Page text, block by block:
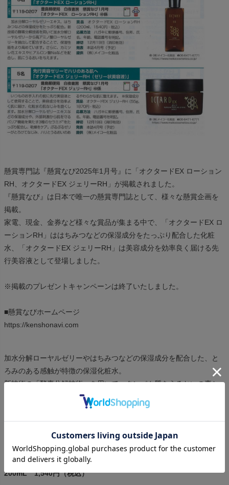
懸賞専門誌『懸賞なび2025年1月号』に「オクタードEX ローション
RH、オクタードEX ジェリーRH」が掲載されました。
『懸賞なび』は日本で唯一の懸賞専門誌として、様々な懸賞企画を
掲載。
家電、現金、金券など様々な賞品が集まる中で、「オクタードEX ロ
ーションRH」ははちみつなどの保湿成分をたっぷり配合した化粧
水、「オクタードEX ジェリーRH」は美容成分を効率良く届ける先
行美容液として登場しました。
※掲載のプレゼントキャンペーンは終了いたしました。
■懸賞なびホームページ
https://kenshonavi.com
加水分解ローヤルゼリーやはちみつなどの保湿成分を配合した、と
ろみのある感触が特徴の保湿化粧水。
新技術の「酵素分解技術」を用いて、タンパク質をうるおいの素と
なる吸収しやすいアミノ酸まで分解した高アミノ酸ローヤルゼリー
を抽出し、配合することで保湿性能をより高めました。
乾燥気味のお肌にもまろやかになじみ、しっとり柔らかく整えま
オクタードEX ローションRH
200mL 1,540円（税込）